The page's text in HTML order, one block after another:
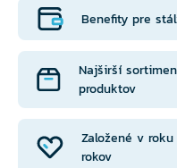
Založené v
rokov
Benefity pre
Najširší
produktov